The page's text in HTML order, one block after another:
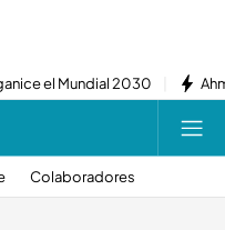
el Mundial 2030
Colaboradores